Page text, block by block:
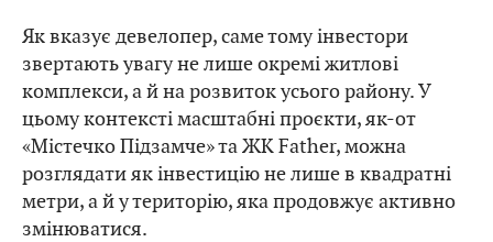
Як вказує девелопер, саме тому інвестори
звертають увагу не лише окремі житлові
комплекси, а й на розвиток усього району. У
цьому контексті масштабні проєкти, як-от
«Містечко Підзамче» та ЖК Father, можна
розглядати як інвестицію не лише в квадратні
метри, а й у територію, яка продовжує активно
змінюватися.